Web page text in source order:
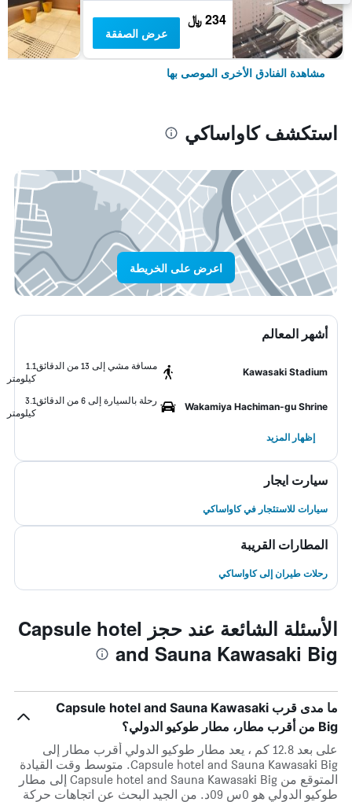
234 ﷼
عرض الصفقة
مشاهدة الفنادق الأخرى الموصى بها
استكشف كاواساكي
اعرض على الخريطة
أشهر المعالم
Kawasaki Stadium
مسافة مشي إلى 13 من الدقائق
1.1
كيلومتر
Wakamiya Hachiman-gu Shrine
رحلة بالسيارة إلى 6 من الدقائق
3.1
كيلومتر
إظهار المزيد
سيارت ايجار
سيارات للاستئجار في كاواساكي
المطارات القريبة
رحلات طيران إلى كاواساكي
الأسئلة الشائعة عند حجز Capsule hotel
and Sauna Kawasaki Big
ما مدى قرب Capsule hotel and Sauna Kawasaki
Big من أقرب مطار، مطار طوكيو الدولي؟
على بعد 12.8 كم ، يعد مطار طوكيو الدولي أقرب مطار إلى
Capsule hotel and Sauna Kawasaki Big. متوسط وقت القيادة
المتوقع من Capsule hotel and Sauna Kawasaki Big إلى مطار
طوكيو الدولي هو 0س 09د. من الجيد البحث عن اتجاهات حركة